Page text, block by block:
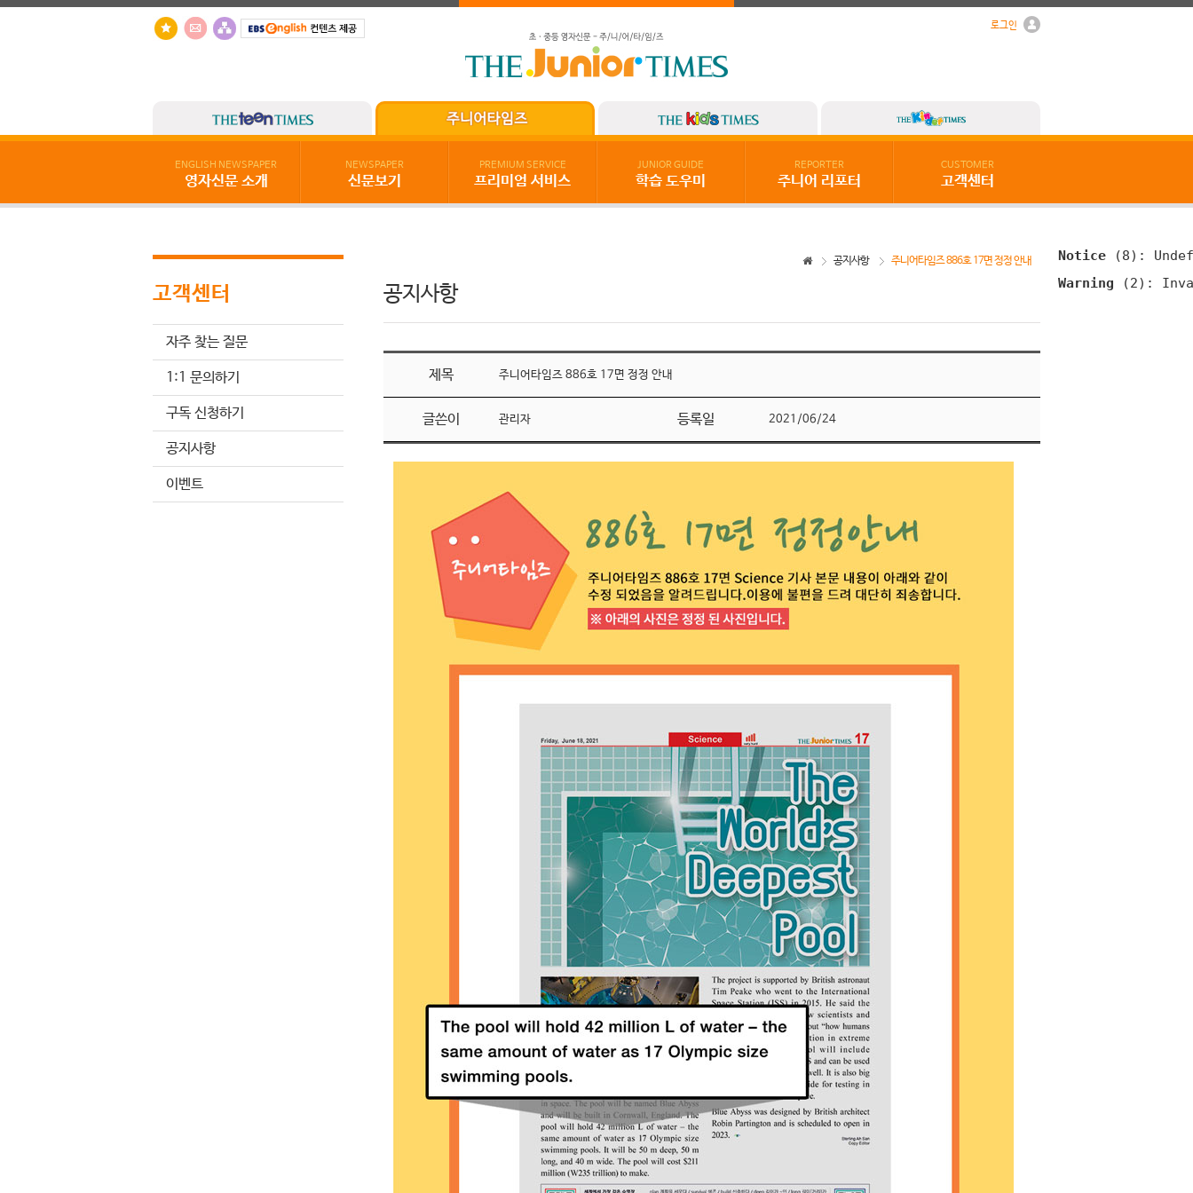
로그인
ENGLISH NEWSPAPER
영자신문 소개
NEWSPAPER
신문보기
PREMIUM SERVICE
프리미엄 서비스
JUNIOR GUIDE
학습 도우미
REPORTER
주니어 리포터
CUSTOMER
고객센터
Notice (8) :
Warning (2) :
고객센터
자주 찾는 질문
1:1 문의하기
구독 신청하기
공지사항
이벤트
주니어타임즈 886호 17면 정정 안내
공지사항
공지사항
제목 주니어타임즈 886호 17면 정정 안내
글쓴이 관리자 등록일 2021/06/24